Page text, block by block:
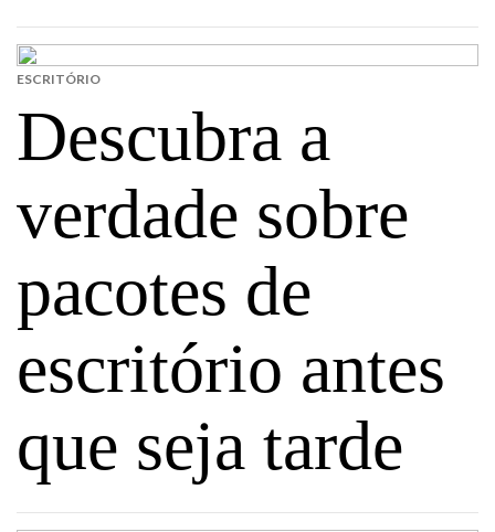
Descubra a
verdade sobre
pacotes de
escritório antes
que seja tarde
ESCRITÓRIO